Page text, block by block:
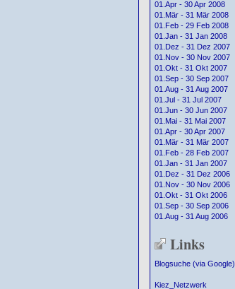
01.Apr - 30 Apr 2008
01.Mär - 31 Mär 2008
01.Feb - 29 Feb 2008
01.Jan - 31 Jan 2008
01.Dez - 31 Dez 2007
01.Nov - 30 Nov 2007
01.Okt - 31 Okt 2007
01.Sep - 30 Sep 2007
01.Aug - 31 Aug 2007
01.Jul - 31 Jul 2007
01.Jun - 30 Jun 2007
01.Mai - 31 Mai 2007
01.Apr - 30 Apr 2007
01.Mär - 31 Mär 2007
01.Feb - 28 Feb 2007
01.Jan - 31 Jan 2007
01.Dez - 31 Dez 2006
01.Nov - 30 Nov 2006
01.Okt - 31 Okt 2006
01.Sep - 30 Sep 2006
01.Aug - 31 Aug 2006
Links
Blogsuche (via Google)
Kiez_Netzwerk